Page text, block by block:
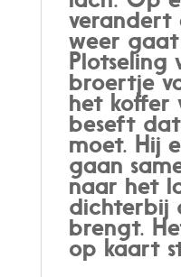
verandert
weer
Plotseling
broertje
het koffer
beseft
moet. Hij
gaan
naar het
dichterbij
brengt.
op kaart